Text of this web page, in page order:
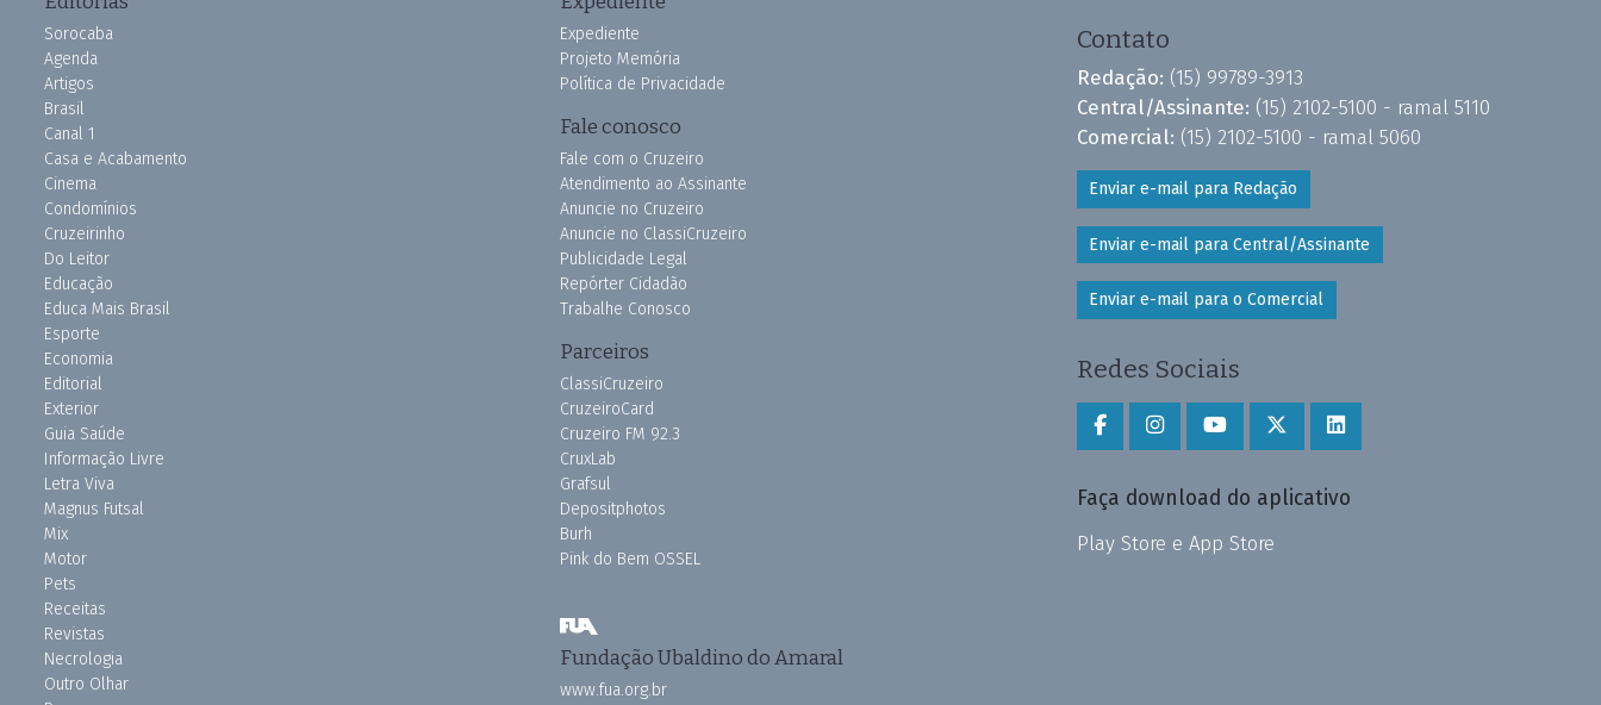
Sorocaba
Agenda
Artigos
Brasil
Canal 1
Casa e Acabamento
Cinema
Condomínios
Cruzeirinho
Do Leitor
Educação
Educa Mais Brasil
Esporte
Economia
Editorial
Exterior
Guia Saúde
Informação Livre
Letra Viva
Magnus Futsal
Mix
Motor
Pets
Receitas
Revistas
Necrologia
Outro Olhar
Expediente
Projeto Memória
Política de Privacidade
Fale conosco
Fale com o Cruzeiro
Atendimento ao Assinante
Anuncie no Cruzeiro
Anuncie no ClassiCruzeiro
Publicidade Legal
Repórter Cidadão
Trabalhe Conosco
Parceiros
ClassiCruzeiro
CruzeiroCard
Cruzeiro FM 92.3
CruxLab
Grafsul
Depositphotos
Burh
Pink do Bem OSSEL
Fundação Ubaldino do Amaral
www.fua.org.br
Contato
Redação: (15) 99789-3913
Central/Assinante: (15) 2102-5100 - ramal 5110
Comercial: (15) 2102-5100 - ramal 5060
Enviar e-mail para Redação
Enviar e-mail para Central/Assinante
Enviar e-mail para o Comercial
Redes Sociais
Faça download do aplicativo
Play Store e App Store